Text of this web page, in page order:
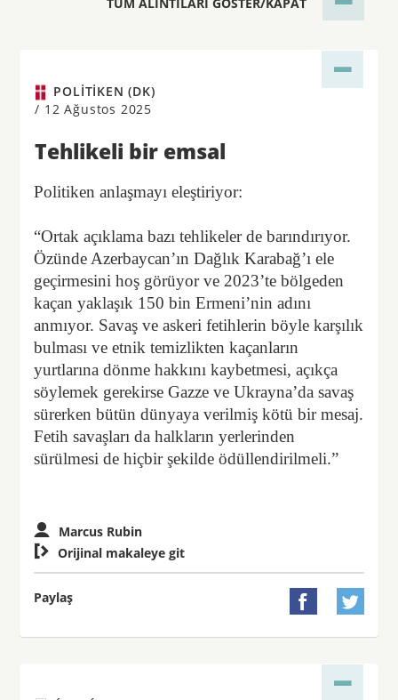
POLITIKEN (DK)
/ 12 Ağustos 2025
Tehlikeli bir emsal
Politiken anlaşmayı eleştiriyor:
“Ortak açıklama bazı tehlikeler de barındırıyor.
Özünde Azerbaycan’ın Dağlık Karabağ’ı ele
geçirmesini hoş görüyor ve 2023’te bölgeden
kaçan yaklaşık 150 bin Ermeni’nin adını
anmıyor. Savaş ve askeri fetihlerin böyle karşılık
bulması ve etnik temizlikten kaçanların
yurtlarına dönme hakkını kaybetmesi, açıkça
söylemek gerekirse Gazze ve Ukrayna’da savaş
sürerken bütün dünyaya verilmiş kötü bir mesaj.
Fetih savaşları da halkların yerlerinden
sürülmesi de hiçbir şekilde ödüllendirilmeli.”
Marcus Rubin
 Orijinal makaleye git
Paylaş  